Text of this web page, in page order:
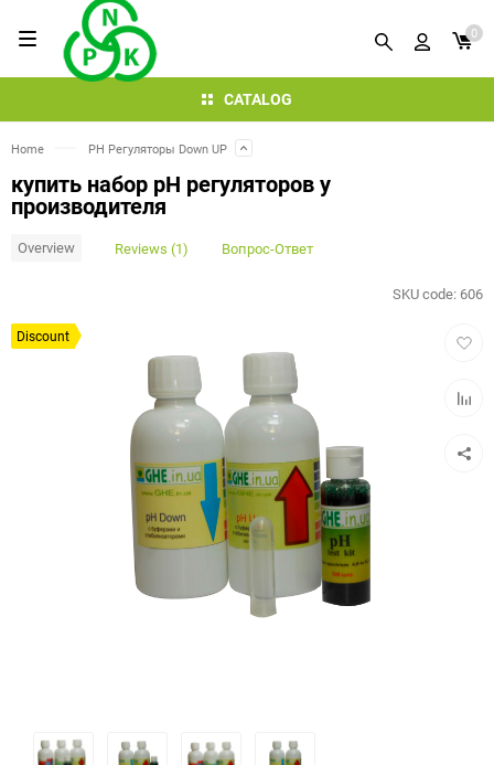
CATALOG
0
Home PH Регуляторы Down UP
купить набор pH регуляторов у
производителя
Overview Reviews (1) Вопрос-Ответ
Discount
Add
Add
to
table
SKU code: 606